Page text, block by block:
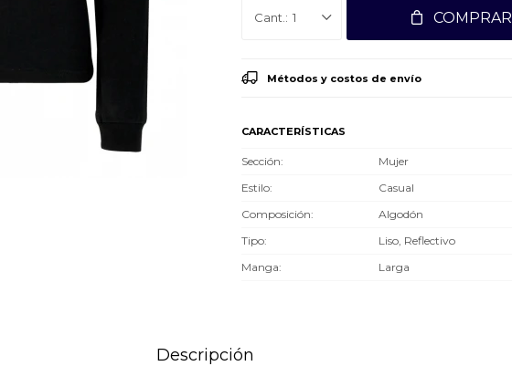
1 COMPRAR
Métodos y costos de envío
CARACTERÍSTICAS
Sección
Mujer
Estilo
Casual
Composición
Algodón
Tipo
Liso, Reflectivo
Manga
Larga
Descripción